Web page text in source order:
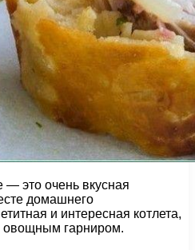
— это очень вкусная
домашнего
и интересная котлета,
овощным гарниром.